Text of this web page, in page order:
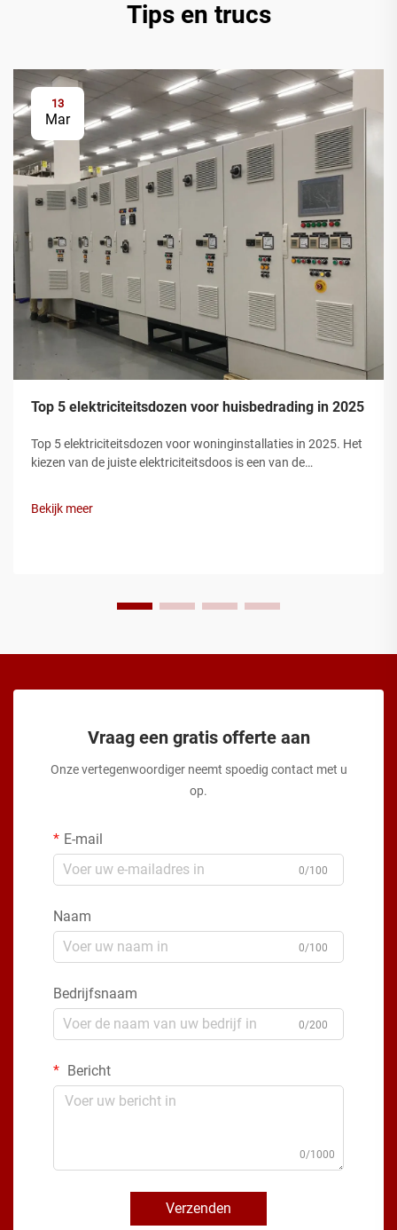
Tips en trucs
13
Mar
Top 5 elektriciteitsdozen voor huisbedrading in 2025
Top 5 elektriciteitsdozen voor woninginstallaties in 2025. Het
kiezen van de juiste elektriciteitsdoos is een van de
voorkomen brandgevaren en zorgen ervoor dat uw installatie
Bekijk meer
Vraag een gratis offerte aan
Onze vertegenwoordiger neemt spoedig contact met u
op.
E-mail
0/100
Naam
0/100
Bedrijfsnaam
0/200
Bericht
0/1000
Verzenden